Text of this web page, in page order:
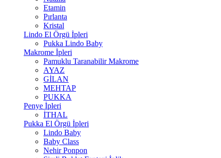
Etamin
Pırlanta
Kristal
Lindo El Örgü İpleri
Pukka Lindo Baby
Makrome İpleri
Pamuklu Taranabilir Makrome
AYAZ
GİLAN
MEHTAP
PUKKA
Penye İpleri
İTHAL
Pukka El Örgü İpleri
Lindo Baby
Baby Class
Nehir Ponpon